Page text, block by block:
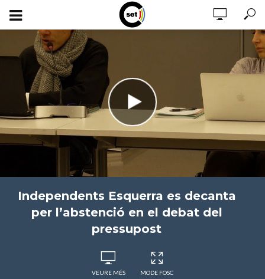
Independents Esquerra es decanta
per l’abstenció en el debat del
pressupost
VEURE MÉS
MODE FOSC